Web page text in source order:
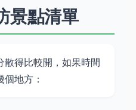
景點清單
散得比較開，如果時間
地方：